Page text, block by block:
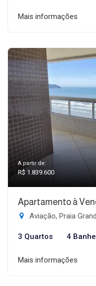
Mais informações
A partir de:
R$ 1.839.600
Apartamento à
Aviação, Praia
3 Quartos 4
Mais informações